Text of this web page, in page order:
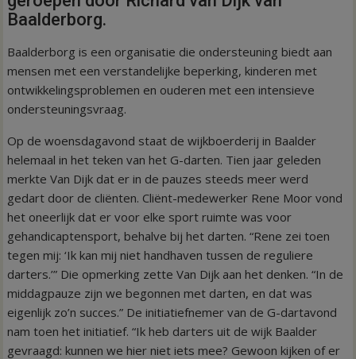
Baalderborg.
Baalderborg is een organisatie die ondersteuning biedt aan
mensen met een verstandelijke beperking, kinderen met
ontwikkelingsproblemen en ouderen met een intensieve
ondersteuningsvraag.
Op de woensdagavond staat de wijkboerderij in Baalder
helemaal in het teken van het G-darten. Tien jaar geleden
merkte Van Dijk dat er in de pauzes steeds meer werd
gedart door de cliënten. Cliënt-medewerker Rene Moor vond
het oneerlijk dat er voor elke sport ruimte was voor
gehandicaptensport, behalve bij het darten. “Rene zei toen
tegen mij: ‘Ik kan mij niet handhaven tussen de reguliere
darters.’” Die opmerking zette Van Dijk aan het denken. “In de
middagpauze zijn we begonnen met darten, en dat was
eigenlijk zo’n succes.” De initiatiefnemer van de G-dartavond
nam toen het initiatief. “Ik heb darters uit de wijk Baalder
gevraagd: kunnen we hier niet iets mee? Gewoon kijken of er